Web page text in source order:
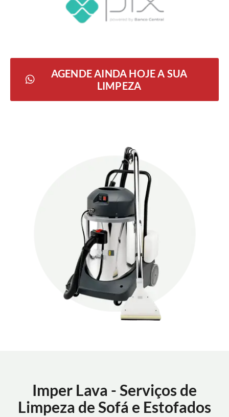
AGENDE AINDA HOJE A SUA
LIMPEZA
Imper Lava - Serviços de
Limpeza de Sofá e Estofados